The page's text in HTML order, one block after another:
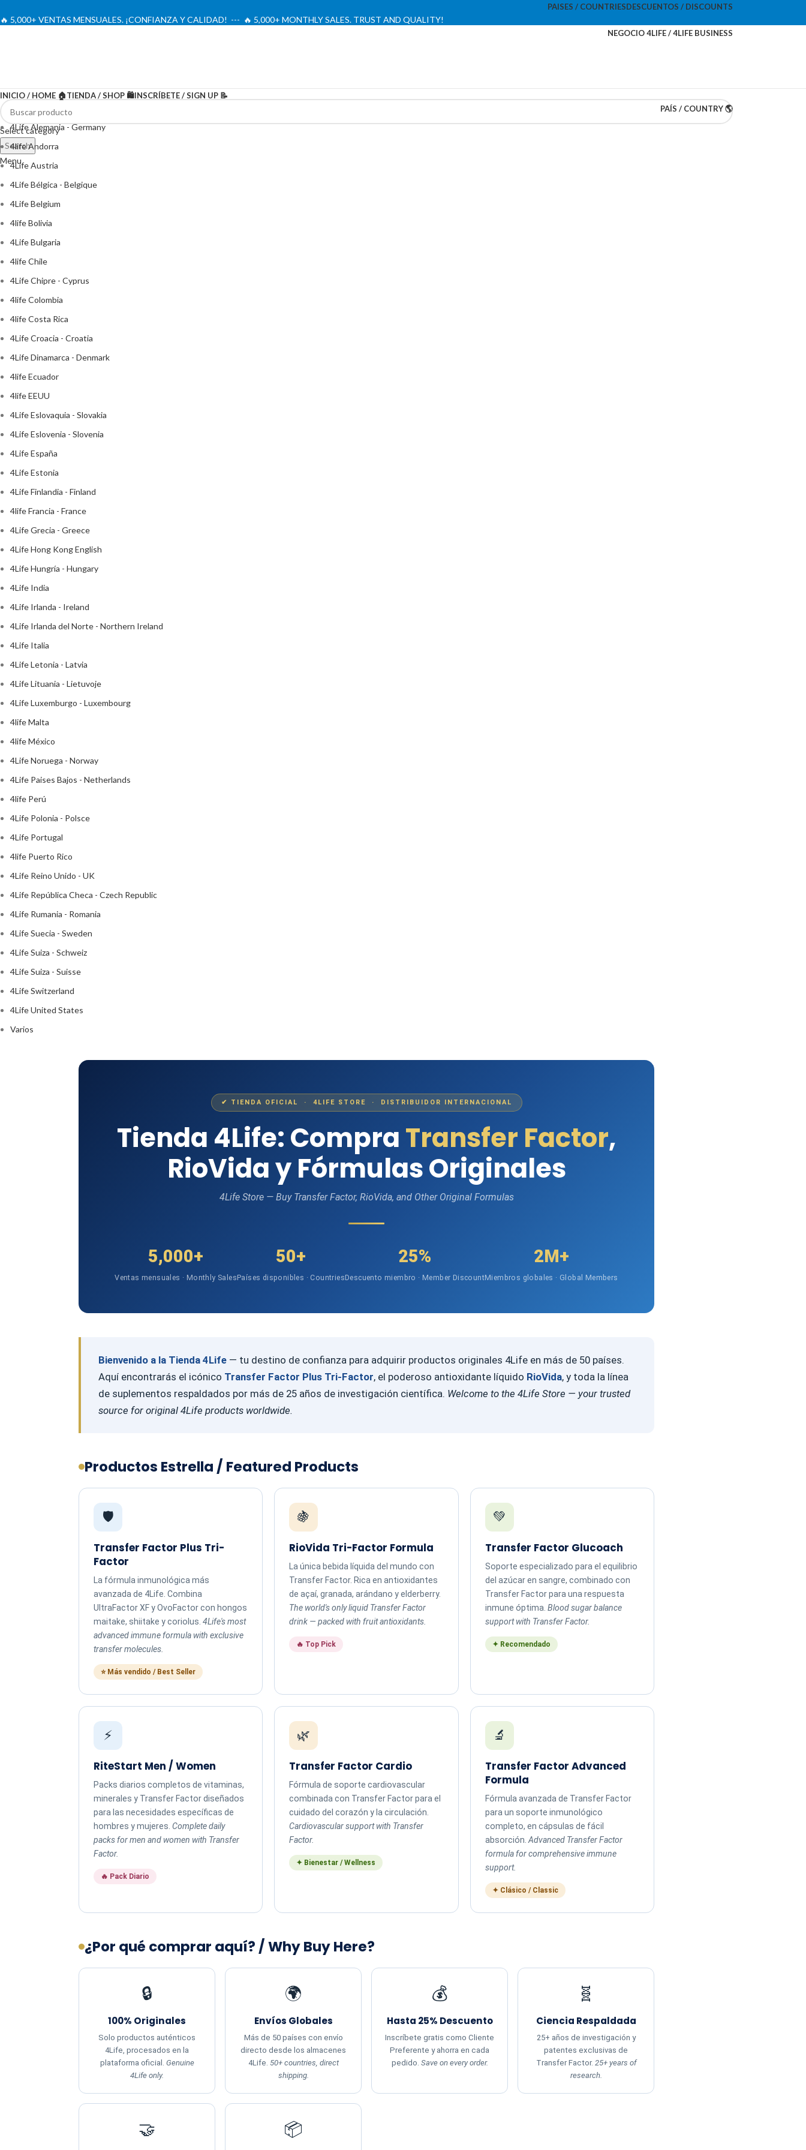
PAISES / COUNTRIESDESCUENTOS / DISCOUNTS
🔥 5,000+ VENTAS MENSUALES. ¡CONFIANZA Y CALIDAD! --- 🔥 5,000+ MONTHLY SALES. TRUST AND QUALITY!
NEGOCIO 4LIFE / 4LIFE BUSINESS
Select category
Search
Menu
INICIO / HOME 🏠TIENDA / SHOP 🛍️INSCRÍBETE / SIGN UP 📝
PAÍS / COUNTRY 🌎
4Life Alemania - Germany
4life Andorra
4Life Austria
4Life Bélgica - Belgique
4Life Belgium
4life Bolivia
4Life Bulgaria
4life Chile
4Life Chipre - Cyprus
4life Colombia
4life Costa Rica
4Life Croacia - Croatia
4Life Dinamarca - Denmark
4life Ecuador
4life EEUU
4Life Eslovaquia - Slovakia
4Life Eslovenia - Slovenia
4Life España
4Life Estonia
4Life Finlandia - Finland
4life Francia - France
4Life Grecia - Greece
4Life Hong Kong English
4Life Hungría - Hungary
4Life India
4Life Irlanda - Ireland
4Life Irlanda del Norte - Northern Ireland
4Life Italia
4Life Letonia - Latvia
4Life Lituania - Lietuvoje
4Life Luxemburgo - Luxembourg
4life Malta
4life México
4Life Noruega - Norway
4Life Paises Bajos - Netherlands
4life Perú
4Life Polonia - Polsce
4Life Portugal
4life Puerto Rico
4Life Reino Unido - UK
4Life República Checa - Czech Republic
4Life Rumania - Romania
4Life Suecia - Sweden
4Life Suiza - Schweiz
4Life Suiza - Suisse
4Life Switzerland
4Life United States
Varios
✔ TIENDA OFICIAL · 4LIFE STORE · DISTRIBUIDOR INTERNACIONAL
Tienda 4Life: Compra Transfer Factor,
RioVida y Fórmulas Originales
4Life Store — Buy Transfer Factor, RioVida, and Other Original Formulas
5,000+
Ventas mensuales · Monthly Sales
50+
Países disponibles · Countries
25%
Descuento miembro · Member Discount
2M+
Miembros globales · Global Members
Bienvenido a la Tienda 4Life— tu destino de confianza para adquirir productos originales 4Life en más de 50 países.
Aquí encontrarás el icónico Transfer Factor Plus Tri-Factor, el poderoso antioxidante líquido RioVida, y toda la línea
de suplementos respaldados por más de 25 años de investigación científica. Welcome to the 4Life Store — your trusted
source for original 4Life products worldwide.
Productos Estrella / Featured Products
🛡️
Transfer Factor Plus Tri-
Factor
La fórmula inmunológica más
avanzada de 4Life. Combina
UltraFactor XF y OvoFactor con hongos
maitake, shiitake y coriolus. 4Life's most
advanced immune formula with exclusive
transfer molecules.
⭐ Más vendido / Best Seller
🍇
RioVida Tri-Factor Formula
La única bebida líquida del mundo con
Transfer Factor. Rica en antioxidantes
de açaí, granada, arándano y elderberry.
The world's only liquid Transfer Factor
drink — packed with fruit antioxidants.
🔥 Top Pick
💚
Transfer Factor Glucoach
Soporte especializado para el equilibrio
del azúcar en sangre, combinado con
Transfer Factor para una respuesta
inmune óptima. Blood sugar balance
support with Transfer Factor.
✦ Recomendado
⚡
RiteStart Men / Women
Packs diarios completos de vitaminas,
minerales y Transfer Factor diseñados
para las necesidades específicas de
hombres y mujeres. Complete daily
packs for men and women with Transfer
Factor.
🔥 Pack Diario
🌿
Transfer Factor Cardio
Fórmula de soporte cardiovascular
combinada con Transfer Factor para el
cuidado del corazón y la circulación.
Cardiovascular support with Transfer
Factor.
✦ Bienestar / Wellness
🔬
Transfer Factor Advanced
Formula
Fórmula avanzada de Transfer Factor
para un soporte inmunológico
completo, en cápsulas de fácil
absorción. Advanced Transfer Factor
formula for comprehensive immune
support.
✦ Clásico / Classic
¿Por qué comprar aquí? / Why Buy Here?
🔒
100% Originales
Solo productos auténticos
4Life, procesados en la
plataforma oficial. Genuine
4Life only.
🌍
Envíos Globales
Más de 50 países con envío
directo desde los almacenes
4Life. 50+ countries, direct
shipping.
💰
Hasta 25% Descuento
Inscríbete gratis como Cliente
Preferente y ahorra en cada
pedido. Save on every order.
🧬
Ciencia Respaldada
25+ años de investigación y
patentes exclusivas de
Transfer Factor. 25+ years of
research.
🤝 📦